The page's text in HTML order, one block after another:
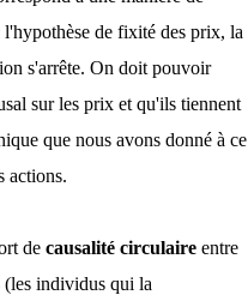
de fixité des prix, la
s'arrête. On doit pouvoir
sur les prix et qu'ils tiennent
que nous avons donné à ce
actions.
de causalité circulaire entre
(les individus qui la